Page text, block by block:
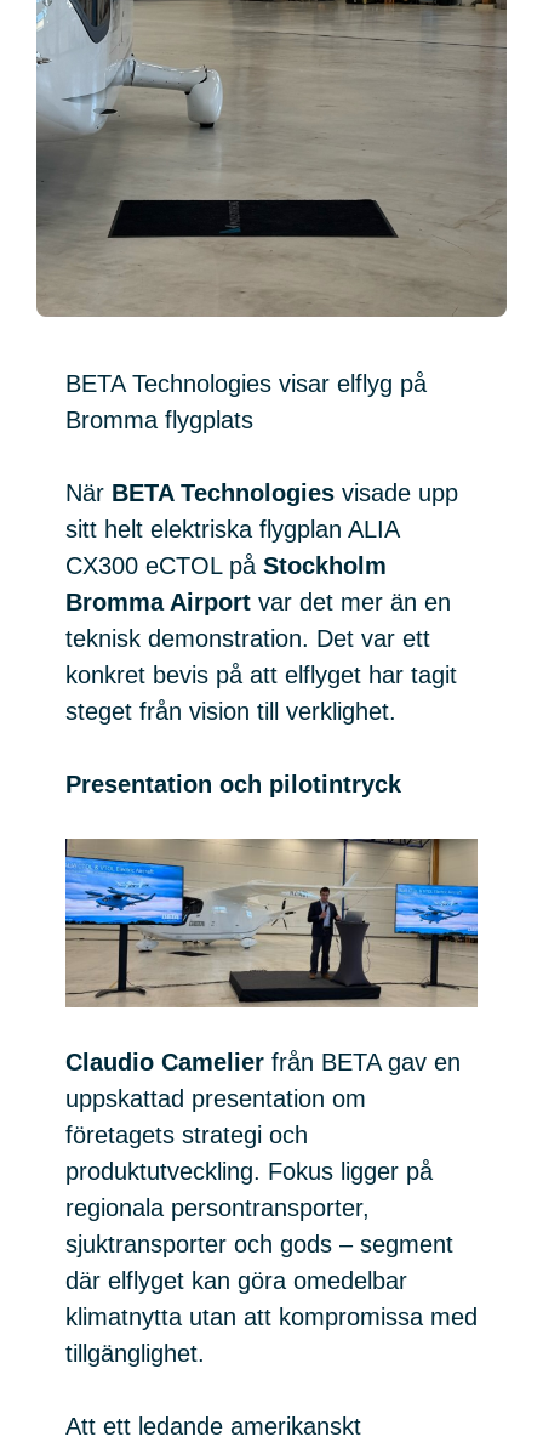
BETA Technologies visar elflyg på
Bromma flygplats
När BETA Technologies visade upp
sitt helt elektriska flygplan ALIA
CX300 eCTOL på Stockholm
Bromma Airport var det mer än en
teknisk demonstration. Det var ett
konkret bevis på att elflyget har tagit
steget från vision till verklighet.
Presentation och pilotintryck
Claudio Camelier från BETA gav en
uppskattad presentation om
företagets strategi och
produktutveckling. Fokus ligger på
regionala persontransporter,
sjuktransporter och gods – segment
där elflyget kan göra omedelbar
klimatnytta utan att kompromissa med
tillgänglighet.
Att ett ledande amerikanskt